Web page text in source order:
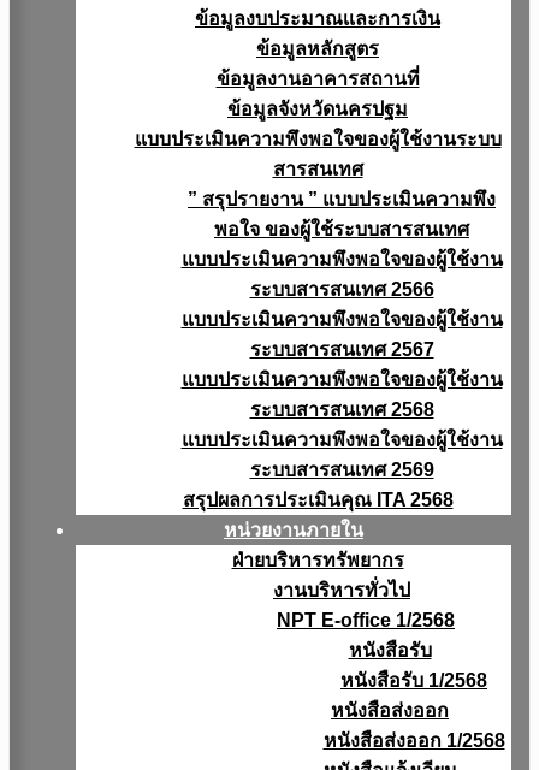
ข้อมูลงบประมาณเเละการเงิน
ข้อมูลหลักสูตร
ข้อมูลงานอาคารสถานที่
ข้อมูลจังหวัดนครปฐม
แบบประเมินความพึงพอใจของผู้ใช้งานระบบ
สารสนเทศ
” สรุปรายงาน ” แบบประเมินความพึง
พอใจ ของผู้ใช้ระบบสารสนเทศ
แบบประเมินความพึงพอใจของผู้ใช้งาน
ระบบสารสนเทศ 2566
แบบประเมินความพึงพอใจของผู้ใช้งาน
ระบบสารสนเทศ 2567
แบบประเมินความพึงพอใจของผู้ใช้งาน
ระบบสารสนเทศ 2568
แบบประเมินความพึงพอใจของผู้ใช้งาน
ระบบสารสนเทศ 2569
สรุปผลการประเมินคุณ ITA 2568
หน่วยงานภายใน
ฝ่ายบริหารทรัพยากร
งานบริหารทั่วไป
NPT E-office 1/2568
หนังสือรับ
หนังสือรับ 1/2568
หนังสือส่งออก
หนังสือส่งออก 1/2568